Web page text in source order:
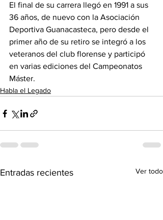
El final de su carrera llegó en 1991 a sus
36 años, de nuevo con la Asociación
Deportiva Guanacasteca, pero desde el
primer año de su retiro se integró a los
veteranos del club florense y participó
en varias ediciones del Campeonatos
Máster.
Habla el Legado
Entradas recientes Ver todo